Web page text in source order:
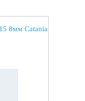
8мм Catania